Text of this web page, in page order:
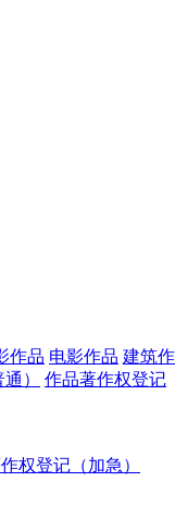
作品 电影作品 建筑作
）
作品著作权登记
权登记（加急）